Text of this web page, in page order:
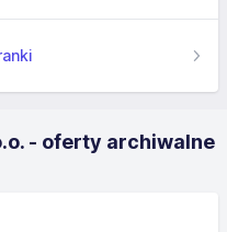
- oferty archiwalne